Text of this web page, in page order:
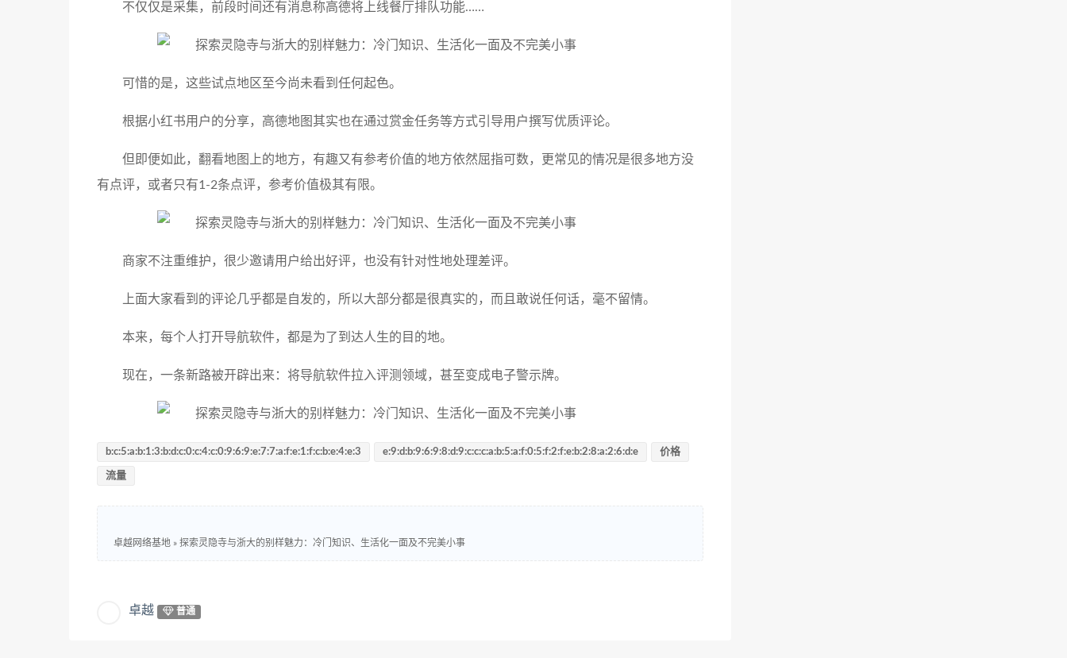
不仅仅是采集，前段时间还有消息称高德将上线餐厅排队功能……
可惜的是，这些试点地区至今尚未看到任何起色。
根据小红书用户的分享，高德地图其实也在通过赏金任务等方式引导用户撰写优质评论。
但即便如此，翻看地图上的地方，有趣又有参考价值的地方依然屈指可数，更常见的情况是很多地方没
有点评，或者只有1-2条点评，参考价值极其有限。
商家不注重维护，很少邀请用户给出好评，也没有针对性地处理差评。
上面大家看到的评论几乎都是自发的，所以大部分都是很真实的，而且敢说任何话，毫不留情。
本来，每个人打开导航软件，都是为了到达人生的目的地。
现在，一条新路被开辟出来：将导航软件拉入评测领域，甚至变成电子警示牌。
b:c:5:a:b:1:3:b:d:c:0:c:4:c:0:9:6:9:e:7:7:a:f:e:1:f:c:b:e:4:e:3 e:9:d:b:9:6:9:8:d:9:c:c:c:a:b:5:a:f:0:5:f:2:f:e:b:2:8:a:2:6:d:e 价格
流量
卓越网络基地 » 探索灵隐寺与浙大的别样魅力：冷门知识、生活化一面及不完美小事
卓越 普通